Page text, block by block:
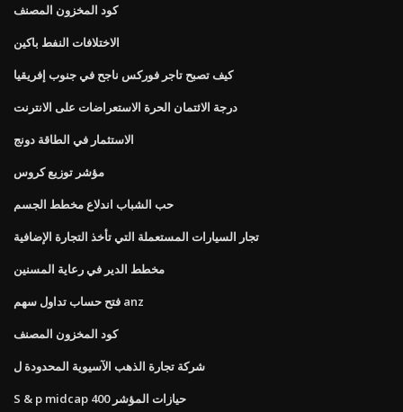
كود المخزون المصنف
الاختلافات النفط باكين
كيف تصبح تاجر فوركس ناجح في جنوب إفريقيا
درجة الائتمان الحرة الاستعراضات على الانترنت
الاستثمار في الطاقة دونج
مؤشر توزيع كروس
حب الشباب اندلاع مخطط الجسم
تجار السيارات المستعملة التي تأخذ التجارة الإضافية
مخطط الدير في رعاية المسنين
فتح حساب تداول سهم anz
كود المخزون المصنف
شركة تجارة الذهب الآسيوية المحدودة ل
S & p midcap 400 حيازات المؤشر